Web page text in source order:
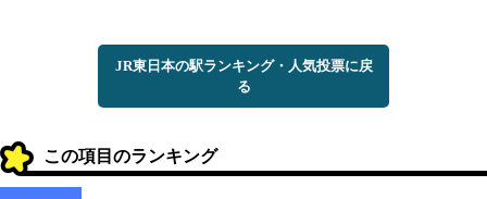
JR東日本の駅ランキング・人気投票に戻
る
この項目のランキング